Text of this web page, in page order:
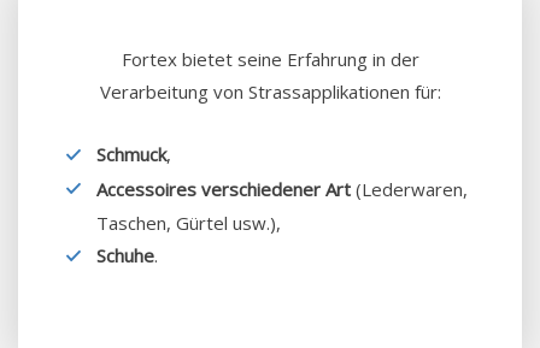
Fortex bietet seine Erfahrung in der
Verarbeitung von Strassapplikationen für:
Schmuck,
Accessoires verschiedener Art (Lederwaren,
Taschen, Gürtel usw.),
Schuhe.